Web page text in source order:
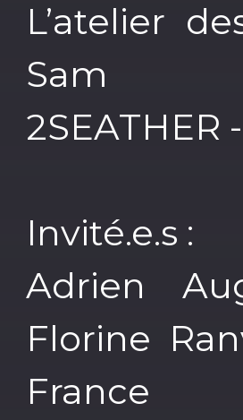
L’atelier
Sam
2SEATHER
Invité.e.s :
Adrien
Florine
France